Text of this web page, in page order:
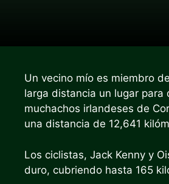
Un vecino mío es miembro
larga distancia un lugar para
muchachos irlandeses de
una distancia de 12,641
Los ciclistas, Jack Kenny y
duro, cubriendo hasta 165